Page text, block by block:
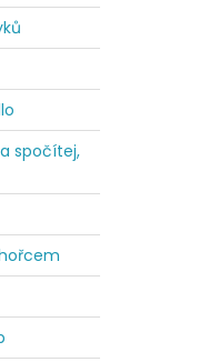
spočítej,